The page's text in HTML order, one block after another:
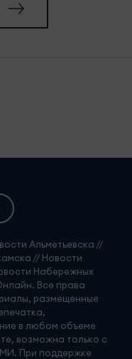
Альметьевска //
// Новости
Набережных
Все права
размещенные
в любом объеме
возможна только с
При поддержке